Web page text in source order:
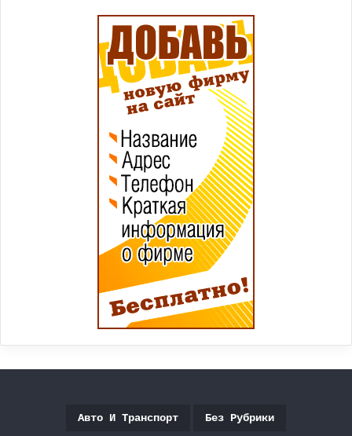
Авто И Транспорт Без Рубрики